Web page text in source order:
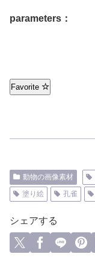
parameters：
Favorite
動物の画像素材
塗り絵
孔雀
シェアする